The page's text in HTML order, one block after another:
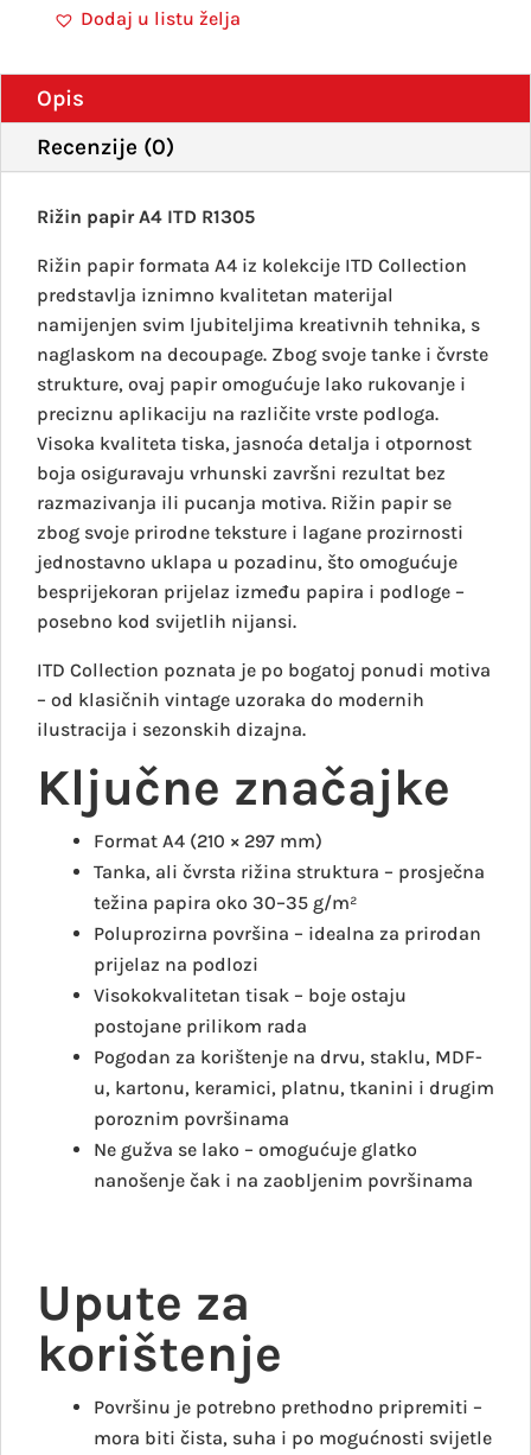
Dodaj u listu želja
Opis
Recenzije (0)
Rižin papir A4 ITD R1305
Rižin papir formata A4 iz kolekcije ITD Collection
predstavlja iznimno kvalitetan materijal
namijenjen svim ljubiteljima kreativnih tehnika, s
naglaskom na decoupage. Zbog svoje tanke i čvrste
strukture, ovaj papir omogućuje lako rukovanje i
preciznu aplikaciju na različite vrste podloga.
Visoka kvaliteta tiska, jasnoća detalja i otpornost
boja osiguravaju vrhunski završni rezultat bez
razmazivanja ili pucanja motiva. Rižin papir se
zbog svoje prirodne teksture i lagane prozirnosti
jednostavno uklapa u pozadinu, što omogućuje
besprijekoran prijelaz između papira i podloge –
posebno kod svijetlih nijansi.
ITD Collection poznata je po bogatoj ponudi motiva
– od klasičnih vintage uzoraka do modernih
ilustracija i sezonskih dizajna.
Ključne značajke
Format A4 (210 × 297 mm)
Tanka, ali čvrsta rižina struktura – prosječna
težina papira oko 30–35 g/m²
Poluprozirna površina – idealna za prirodan
prijelaz na podlozi
Visokokvalitetan tisak – boje ostaju
postojane prilikom rada
Pogodan za korištenje na drvu, staklu, MDF-
u, kartonu, keramici, platnu, tkanini i drugim
poroznim površinama
Ne gužva se lako – omogućuje glatko
nanošenje čak i na zaobljenim površinama
Upute za
korištenje
Površinu je potrebno prethodno pripremiti –
mora biti čista, suha i po mogućnosti svijetle